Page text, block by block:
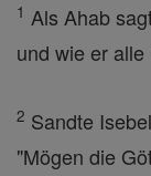
1 Als Ahab
und wie er
2 Sandte
"Mögen die